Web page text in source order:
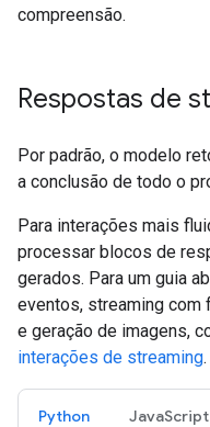
compreensão.
Respostas de
Por padrão, o modelo
a conclusão de todo o
Para interações mais
processar blocos de
gerados. Para um guia
eventos, streaming com
e geração de imagens,
interações de streaming.
Python JavaScript